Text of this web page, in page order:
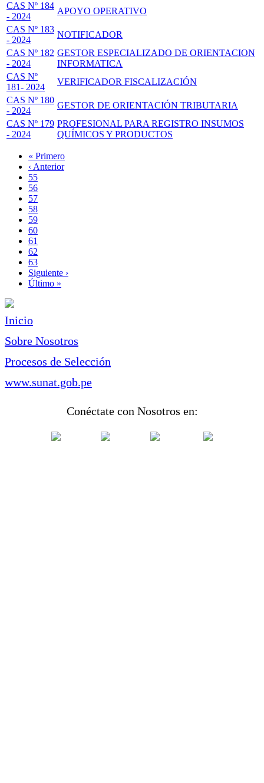
CAS Nº 184
- 2024
APOYO OPERATIVO
CAS Nº 183
- 2024
NOTIFICADOR
CAS Nº 182
- 2024
GESTOR ESPECIALIZADO DE ORIENTACION
INFORMATICA
CAS Nº
181- 2024
VERIFICADOR FISCALIZACIÓN
CAS Nº 180
- 2024
GESTOR DE ORIENTACIÓN TRIBUTARIA
CAS Nº 179
- 2024
PROFESIONAL PARA REGISTRO INSUMOS
QUÍMICOS Y PRODUCTOS
Paginación
Primera
página
« Primero
Página
anterior
‹ Anterior
Page
55
Page
56
Page
57
Page
58
Página
actual
59
Page
60
Page
61
Page
62
Page
63
Siguiente
página
Siguiente ›
Última
Último »
Inicio
Sobre Nosotros
Procesos de Selección
www.sunat.gob.pe
Conéctate con Nosotros en: